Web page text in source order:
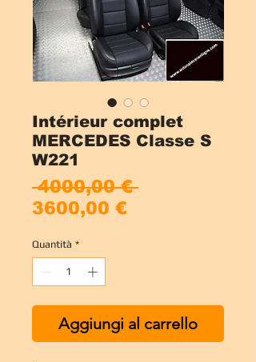
Intérieur complet
MERCEDES Classe S
W221
4000,00 € Prezzo
3600,00 €
Quantità *
Aggiungi al carrello